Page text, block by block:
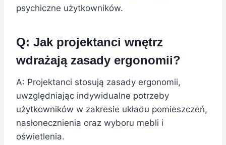
psychiczne użytkowników.
Q: Jak projektanci wnętrz
wdrażają zasady ergonomii?
A: Projektanci stosują zasady ergonomii,
uwzględniając indywidualne potrzeby
użytkowników w zakresie układu pomieszczeń,
nasłonecznienia oraz wyboru mebli i
oświetlenia.